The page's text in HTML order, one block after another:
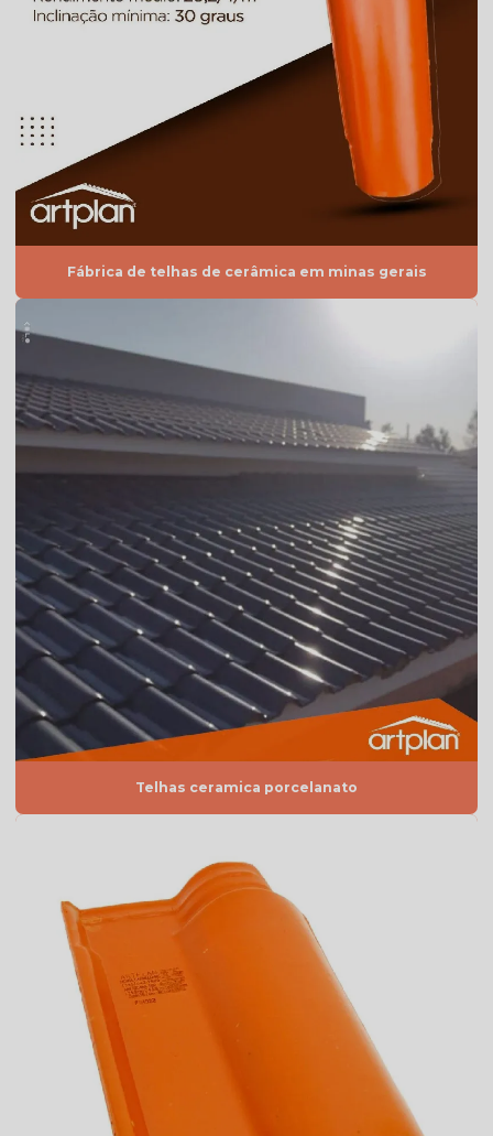
Preço de telhas resinadas
Telha americana caramelo
Telha americana esmaltada
Telha americana esmaltada branca
Telha americana esmaltada cinza
Telha americana esmaltada dupla face preço
Telha americana esmaltada grafite
Telha americana esmaltada lisa
Telha americana esmaltada marfim
Telha americana esmaltada valor
Telha americana esmaltada vermelha
Telha americana por m2
Telha americana mesclada
Telha americana mesclada natural
Telha americana mesclada preço
Telha americana mesclada valor
Telha americana resinada
Telha americana resinada branca
Telha americana resinada cores
Telha americana resinada mesclada
Telha americana resinada preço
Telha americana resinada valor
Telha americana resinada vermelha
Fábrica de telhas de cerâmica em minas gerais
Telhas ceramica porcelanato